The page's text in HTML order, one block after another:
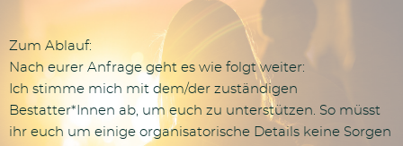
Zum Ablauf:
Nach eurer Anfrage geht es wie folgt weiter:
Ich stimme mich mit dem/der zuständigen
Bestatter*Innen ab, um euch zu unterstützen. So müsst
ihr euch um einige organisatorische Details keine Sorgen